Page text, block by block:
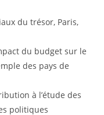
du trésor, Paris,
du budget sur le
des pays de
à l’étude des
politiques